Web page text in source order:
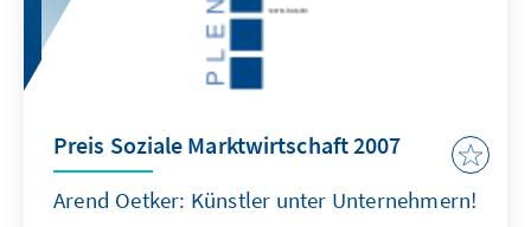
Preis Soziale Marktwirtschaft 2007
Arend Oetker: Künstler unter Unternehmern!